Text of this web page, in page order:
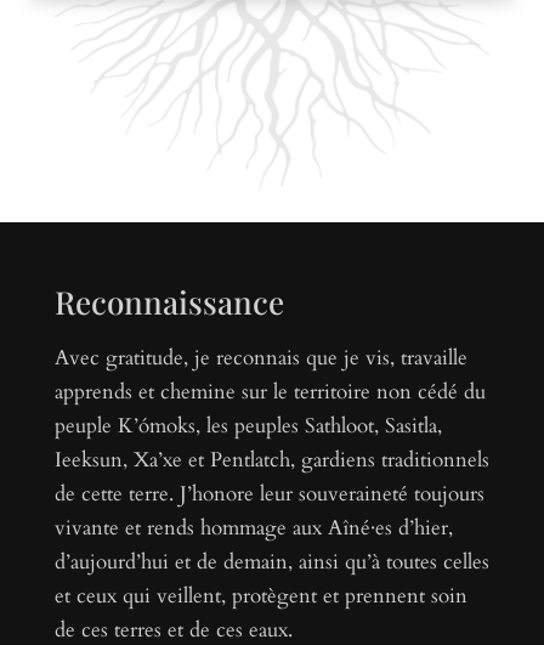
Reconnaissance
Avec gratitude, je reconnais que je vis, travaille
apprends et chemine sur le territoire non cédé du
peuple K’ómoks, les peuples Sathloot, Sasitla,
Ieeksun, Xa’xe et Pentlatch, gardiens traditionnels
de cette terre. J’honore leur souveraineté toujours
vivante et rends hommage aux Aîné·es d’hier,
d’aujourd’hui et de demain, ainsi qu’à toutes celles
et ceux qui veillent, protègent et prennent soin
de ces terres et de ces eaux.